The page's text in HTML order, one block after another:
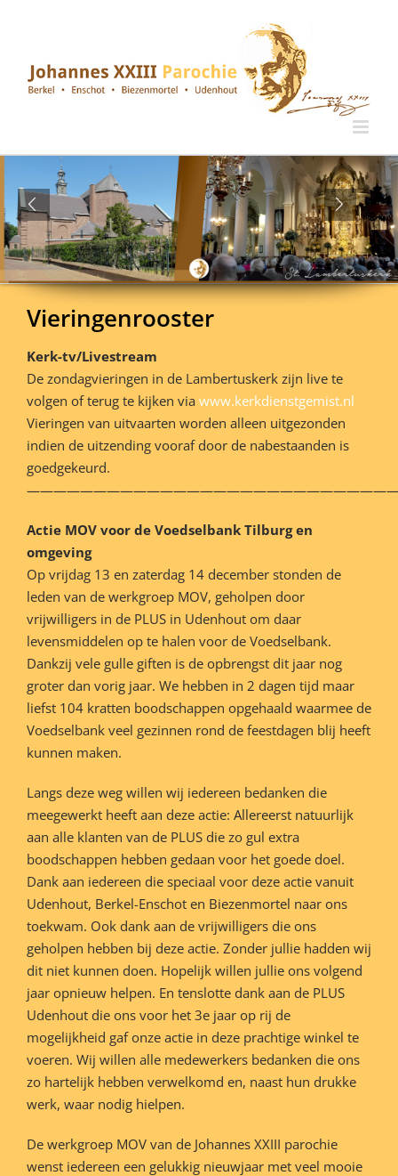
Vieringenrooster
Kerk-tv/Livestream
De zondagvieringen in de Lambertuskerk zijn live te
volgen of terug te kijken via www.kerkdienstgemist.nl
Vieringen van uitvaarten worden alleen uitgezonden
indien de uitzending vooraf door de nabestaanden is
goedgekeurd.
Actie MOV voor de Voedselbank Tilburg en
omgeving
Op vrijdag 13 en zaterdag 14 december stonden de
leden van de werkgroep MOV, geholpen door
vrijwilligers in de PLUS in Udenhout om daar
levensmiddelen op te halen voor de Voedselbank.
Dankzij vele gulle giften is de opbrengst dit jaar nog
groter dan vorig jaar. We hebben in 2 dagen tijd maar
liefst 104 kratten boodschappen opgehaald waarmee de
Voedselbank veel gezinnen rond de feestdagen blij heeft
kunnen maken.
Langs deze weg willen wij iedereen bedanken die
meegewerkt heeft aan deze actie: Allereerst natuurlijk
aan alle klanten van de PLUS die zo gul extra
boodschappen hebben gedaan voor het goede doel.
Dank aan iedereen die speciaal voor deze actie vanuit
Udenhout, Berkel-Enschot en Biezenmortel naar ons
toekwam. Ook dank aan de vrijwilligers die ons
geholpen hebben bij deze actie. Zonder jullie hadden wij
dit niet kunnen doen. Hopelijk willen jullie ons volgend
jaar opnieuw helpen. En tenslotte dank aan de PLUS
Udenhout die ons voor het 3e jaar op rij de
mogelijkheid gaf onze actie in deze prachtige winkel te
voeren. Wij willen alle medewerkers bedanken die ons
zo hartelijk hebben verwelkomd en, naast hun drukke
werk, waar nodig hielpen.
De werkgroep MOV van de Johannes XXIII parochie
wenst iedereen een gelukkig nieuwjaar met veel mooie